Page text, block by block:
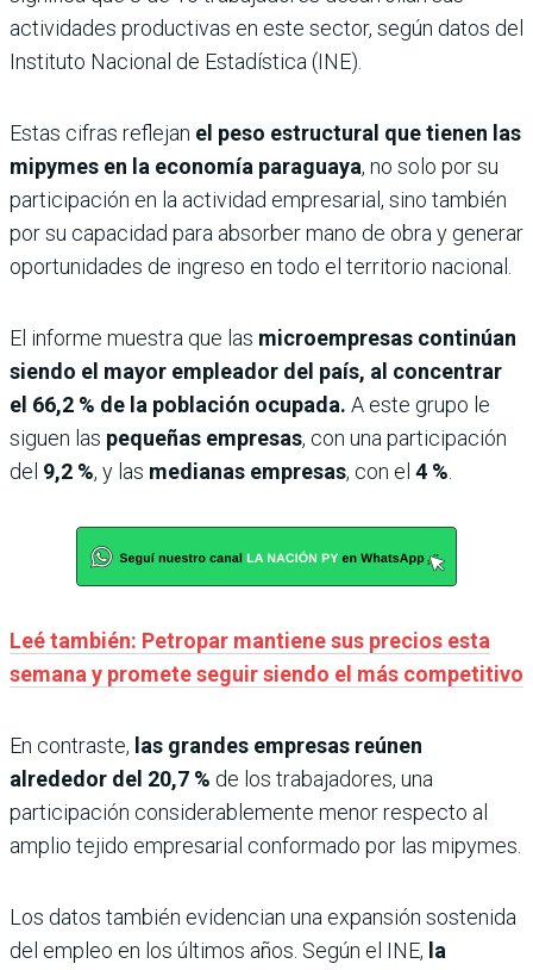
actividades productivas en este sector, según datos del
Instituto Nacional de Estadística (INE).
Estas cifras reflejan el peso estructural que tienen las
mipymes en la economía paraguaya, no solo por su
participación en la actividad empresarial, sino también
por su capacidad para absorber mano de obra y generar
oportunidades de ingreso en todo el territorio nacional.
El informe muestra que las microempresas continúan
siendo el mayor empleador del país, al concentrar
el 66,2 % de la población ocupada. A este grupo le
siguen las pequeñas empresas, con una participación
del 9,2 %, y las medianas empresas, con el 4 %
Leé también: Petropar mantiene sus precios esta
semana y promete seguir siendo el más competitivo
En contraste, las grandes empresas reúnen
alrededor del 20,7 % de los trabajadores, una
participación considerablemente menor respecto al
amplio tejido empresarial conformado por las mipymes.
Los datos también evidencian una expansión sostenida
del empleo en los últimos años. Según el INE, la